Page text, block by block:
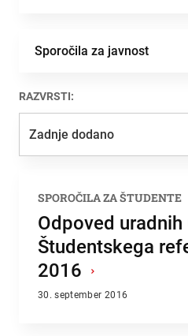
Sporočila za javnost
RAZVRSTI:
Zadnje dodano
Najbolj brano
SPOROČILA ZA ŠTUDENTE
Odpoved uradnih
Študentskega
2016 ›
30. september 2016